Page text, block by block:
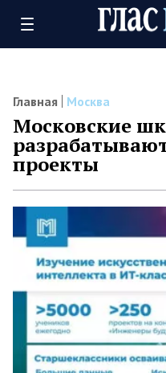
Главная Москва
Московские
проекты